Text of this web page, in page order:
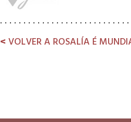
. . . . . . . . . . . . . . . . . . . . . . . . . . . .
<VOLVER A ROSALÍA É